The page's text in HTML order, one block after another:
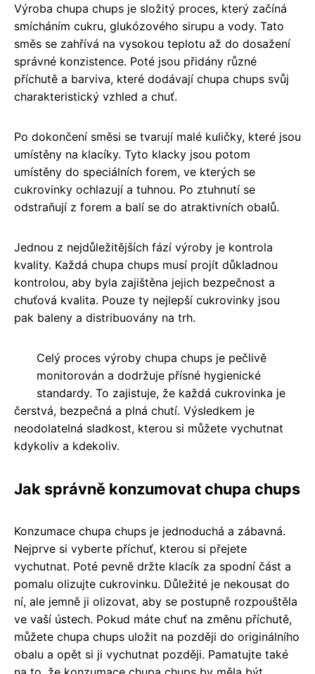
Výroba chupa chups je složitý proces, který začíná
smícháním cukru, glukózového sirupu a vody. Tato
směs se zahřívá na vysokou teplotu až do dosažení
správné konzistence. Poté jsou přidány různé
příchutě a barviva, které dodávají chupa chups svůj
charakteristický vzhled a chuť.
Po dokončení směsi se tvarují malé kuličky, které jsou
umístěny na klacíky. Tyto klacky jsou potom
umístěny do speciálních forem, ve kterých se
cukrovinky ochlazují a tuhnou. Po ztuhnutí se
odstraňují z forem a balí se do atraktivních obalů.
Jednou z nejdůležitějších fází výroby je kontrola
kvality. Každá chupa chups musí projít důkladnou
kontrolou, aby byla zajištěna jejich bezpečnost a
chuťová kvalita. Pouze ty nejlepší cukrovinky jsou
pak baleny a distribuovány na trh.
Celý proces výroby chupa chups je pečlivě
monitorován a dodržuje přísné hygienické
standardy. To zajistuje, že každá cukrovinka je
čerstvá, bezpečná a plná chutí. Výsledkem je
neodolatelná sladkost, kterou si můžete vychutnat
kdykoliv a kdekoliv.
Jak správně konzumovat chupa chups
Konzumace chupa chups je jednoduchá a zábavná.
Nejprve si vyberte příchuť, kterou si přejete
vychutnat. Poté pevně držte klacík za spodní část a
pomalu olizujte cukrovinku. Důležité je nekousat do
ní, ale jemně ji olizovat, aby se postupně rozpouštěla
ve vaší ústech. Pokud máte chuť na změnu příchutě,
můžete chupa chups uložit na později do originálního
obalu a opět si ji vychutnat později. Pamatujte také